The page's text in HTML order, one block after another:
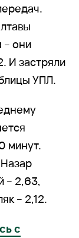
– они
И застряли
УПЛ.
минут.
– 2,63,
– 2,12.
с